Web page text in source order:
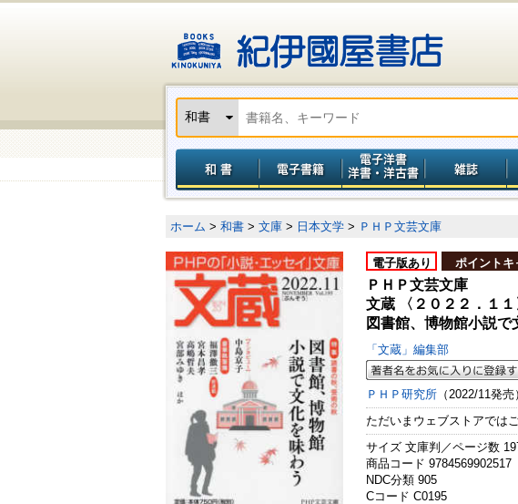
ホーム > 和書 > 文庫 > 日本文学 > ＰＨＰ文芸文庫
電子版あり ポイントキ
ＰＨＰ文芸文庫
文蔵 〈２０２２．１
図書館、博物館小説で
「文蔵」編集部
ＰＨＰ研究所 （2022/11発売
ただいまウェブストアでは
サイズ 文庫判／ページ数
商品コード 9784569902517
NDC分類 905
Cコード C0195